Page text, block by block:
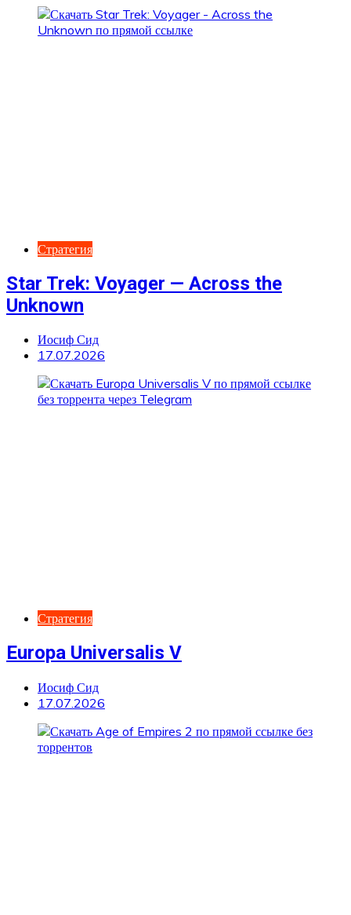
Стратегия
Star Trek: Voyager — Across the
Unknown
Иосиф Сид
17.07.2026
Стратегия
Europa Universalis V
Иосиф Сид
17.07.2026